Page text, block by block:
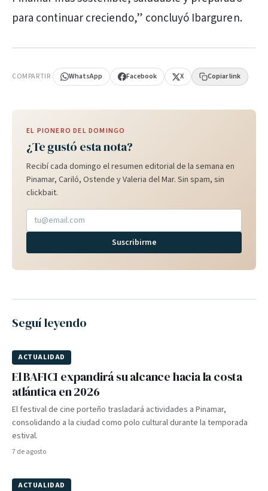
para continuar creciendo,” concluyó Ibarguren.
COMPARTIR WhatsApp Facebook X Copiar link
EL PIONERO DEL DOMINGO
¿Te gustó esta nota?
Recibí cada domingo el resumen editorial de la semana en
Pinamar, Cariló, Ostende y Valeria del Mar. Sin spam, sin
clickbait.
Suscribirme
Seguí leyendo
ACTUALIDAD
El BAFICI expandirá su alcance hacia la costa
atlántica en 2026
El festival de cine porteño trasladará actividades a Pinamar,
consolidando a la ciudad como polo cultural durante la temporada
estival.
7 de agosto
ACTUALIDAD